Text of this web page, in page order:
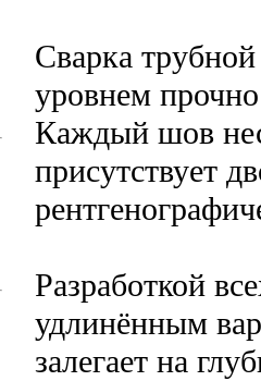
Сварка
уровнем
Каждый шов
присутствует
Разработкой
удлинённым
залегает на